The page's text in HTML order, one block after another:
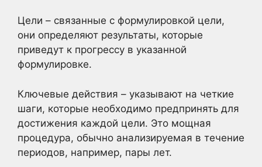
Цели – связанные с формулировкой цели,
они определяют результаты, которые
приведут к прогрессу в указанной
формулировке.
Ключевые действия – указывают на четкие
шаги, которые необходимо предпринять для
достижения каждой цели. Это мощная
процедура, обычно анализируемая в течение
периодов, например, пары лет.